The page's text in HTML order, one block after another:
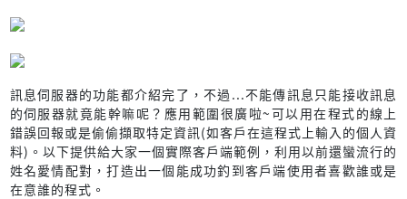
訊息伺服器的功能都介紹完了，不過...不能傳訊息只能接收訊息
的伺服器就竟能幹嘛呢？應用範圍很廣啦~可以用在程式的線上
錯誤回報或是偷偷擷取特定資訊(如客戶在這程式上輸入的個人資
料)。以下提供給大家一個實際客戶端範例，利用以前還蠻流行的
姓名愛情配對，打造出一個能成功釣到客戶端使用者喜歡誰或是
在意誰的程式。